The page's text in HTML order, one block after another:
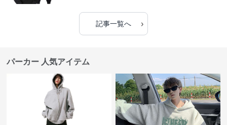
記事一覧へ ›
パーカー 人気アイテム